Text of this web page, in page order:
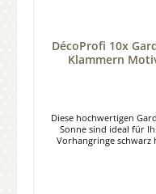
DécoProfi 10x
Klammern
Diese hochwertigen
Sonne sind ideal für
Vorhangringe schwarz